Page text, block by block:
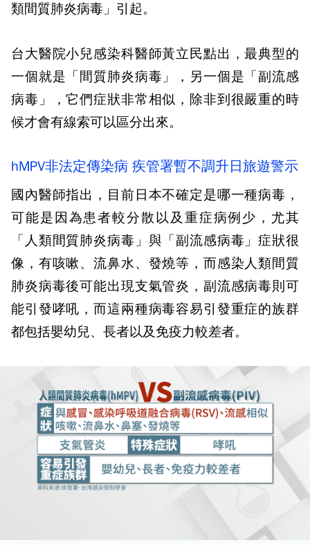
類間質肺炎病毒」引起。
台大醫院小兒感染科醫師黃立民點出，最典型的
一個就是「間質肺炎病毒」，另一個是「副流感
病毒」，它們症狀非常相似，除非到很嚴重的時
候才會有線索可以區分出來。
hMPV非法定傳染病 疾管署暫不調升日旅遊警示
國內醫師指出，目前日本不確定是哪一種病毒，
可能是因為患者較分散以及重症病例少，尤其
「人類間質肺炎病毒」與「副流感病毒」症狀很
像，有咳嗽、流鼻水、發燒等，而感染人類間質
肺炎病毒後可能出現支氣管炎，副流感病毒則可
能引發哮吼，而這兩種病毒容易引發重症的族群
都包括嬰幼兒、長者以及免疫力較差者。